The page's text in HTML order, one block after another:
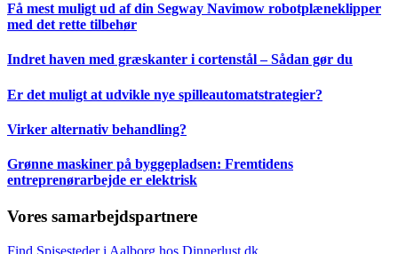
Få mest muligt ud af din Segway Navimow robotplæneklipper
med det rette tilbehør
Indret haven med græskanter i cortenstål – Sådan gør du
Er det muligt at udvikle nye spilleautomatstrategier?
Virker alternativ behandling?
Grønne maskiner på byggepladsen: Fremtidens
entreprenørarbejde er elektrisk
Vores samarbejdspartnere
Find Spisesteder i Aalborg hos Dinnerlust.dk